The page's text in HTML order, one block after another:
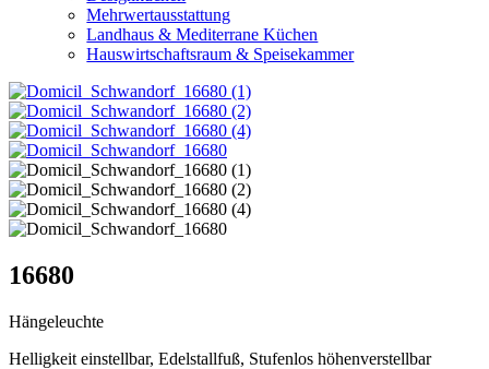
Mehrwertausstattung
Landhaus & Mediterrane Küchen
Hauswirtschaftsraum & Speisekammer
16680
Hängeleuchte
Helligkeit einstellbar, Edelstallfuß, Stufenlos höhenverstellbar